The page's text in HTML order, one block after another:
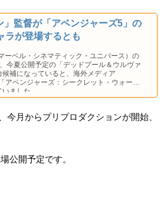
」監督が「アベンジャーズ5」の
ラが登場するとも
ーベル・シネマティック・ユニバース）の
今夏公開予定の「デッドプール＆ウルヴァ
補になっていると、海外メディア
アベンジャーズ：シークレット・ウォー
ました。
月からプリプロダクションが開始、
公開予定です。